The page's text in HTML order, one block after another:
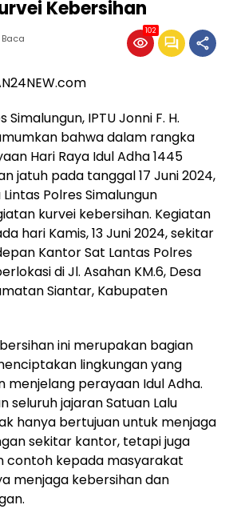
Kebersihan
102
IPTU Jonni F. H.
bahwa dalam rangka
Hari Raya Idul Adha 1445
jatuh pada tanggal 17 Juni 2024,
Polres Simalungun
kurvei kebersihan. Kegiatan
hari Kamis, 13 Juni 2024, sekitar
Kantor Sat Lantas Polres
di Jl. Asahan KM.6, Desa
Siantar, Kabupaten
ini merupakan bagian
lingkungan yang
menjelang perayaan Idul Adha.
seluruh jajaran Satuan Lalu
hanya bertujuan untuk menjaga
sekitar kantor, tetapi juga
contoh kepada masyarakat
menjaga kebersihan dan